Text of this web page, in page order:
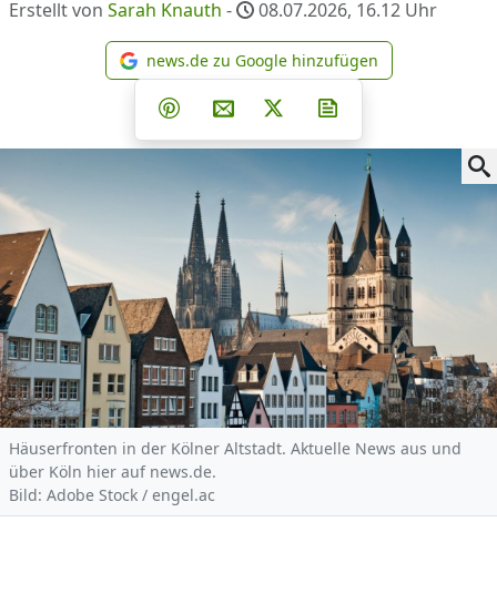
Erstellt von Sarah Knauth - 08.07.2026, 16.12 Uhr
news.de zu Google
news.de zu Google hinzufügen
Teilen auf Facebook
Teilen auf Whatsapp
Teilen auf Telegram
Teilen auf Pinterest
Per E-Mail teilen
Post auf X
Häuserfronten in der Kölner Altstadt. Aktuelle News aus und
über Köln hier auf news.de.
Bild: Adobe Stock / engel.ac